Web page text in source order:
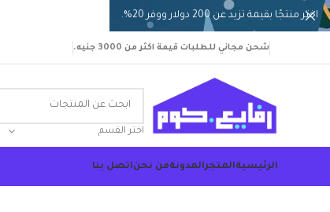
شحن مجاني للطلبات قيمة اكثر من 3000 جنيه.
اختر القسم
الرئيسيةالمتجرالمدونةمن نحناتصل بنا
اختر منتجًا بقيمة تزيد عن 200 دولار ووفر 20%.